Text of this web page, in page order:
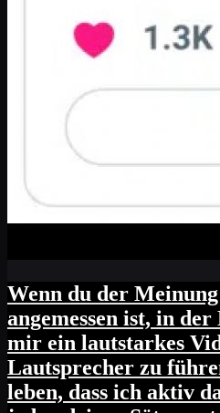
Wenn du der Meinung
angemessen ist, in
mir ein lautstarkes
Lautsprecher zu
leben, dass ich aktiv